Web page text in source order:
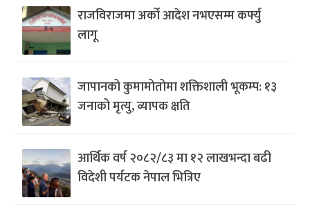
राजविराजमा अर्को आदेश नभएसम्म कर्फ्यु
लागू
जापानको कुमामोतोमा शक्तिशाली भूकम्प: १३
जनाको मृत्यु, व्यापक क्षति
आर्थिक वर्ष २०८२/८३ मा १२ लाखभन्दा बढी
विदेशी पर्यटक नेपाल भित्रिए